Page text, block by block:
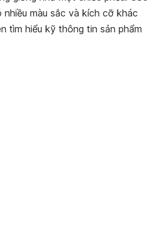
màu sắc và kích cỡ khác
tìm hiểu kỹ thông tin sản phẩm